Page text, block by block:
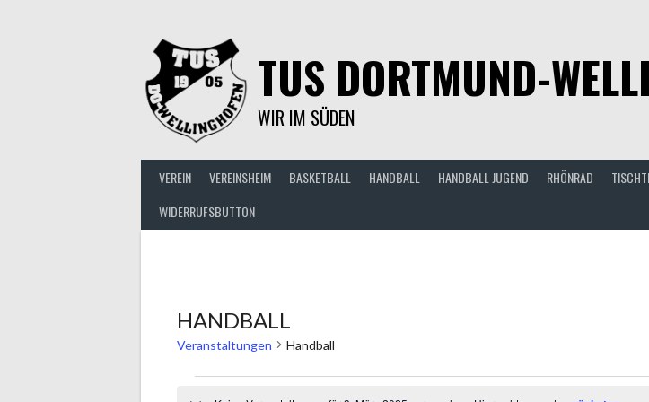
TUS DORTMUND-
WIR IM SÜDEN
VEREIN VEREINSHEIM BASKETBALL HANDBALL HANDBALL JUGEND RHÖNRAD
WIDERRUFSBUTTON
HANDBALL
Veranstaltungen Handball
VERANSTALTUNGEN